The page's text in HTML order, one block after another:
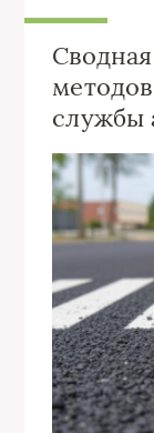
службы